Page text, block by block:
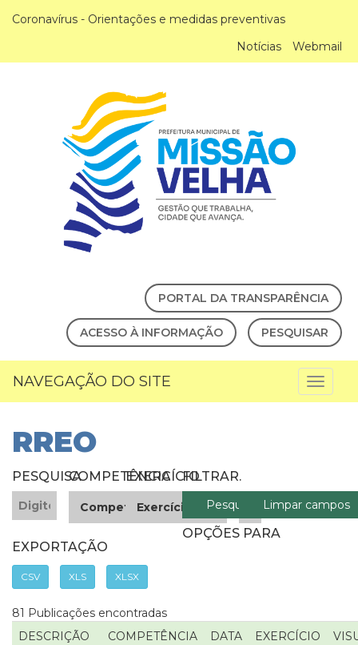
Coronavírus - Orientações e medidas preventivas
Notícias
Webmail
PORTAL DA TRANSPARÊNCIA
ACESSO À INFORMAÇÃO PESQUISAR
NAVEGAÇÃO DO SITE
RREO
PESQUISACOMPETÊNCIA
EXERCÍCIOFILTRAR.
OPÇÕES PARA
EXPORTAÇÃO
CSV XLS XLSX
81 Publicações encontradas
DESCRIÇÃO
COMPETÊNCIA DATA EXERCÍCIO